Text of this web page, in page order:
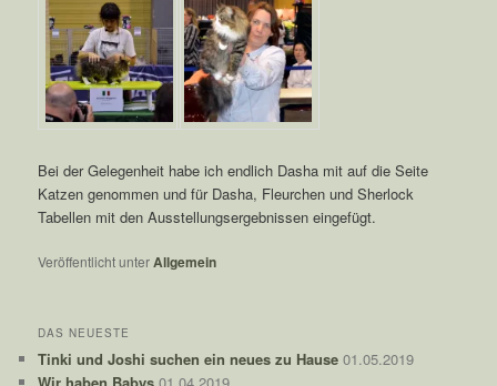
Bei der Gelegenheit habe ich endlich Dasha mit auf die Seite
Katzen genommen und für Dasha, Fleurchen und Sherlock
Tabellen mit den Ausstellungsergebnissen eingefügt.
Veröffentlicht unterAllgemein
DAS NEUESTE
Tinki und Joshi suchen ein neues zu Hause 01.05.2019